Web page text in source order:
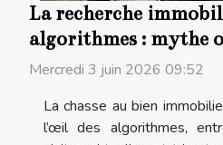
La recherche
algorithmes : mythe
Mercredi 3 juin 2026 09:52
La chasse au bien
l’œil des algorithmes,